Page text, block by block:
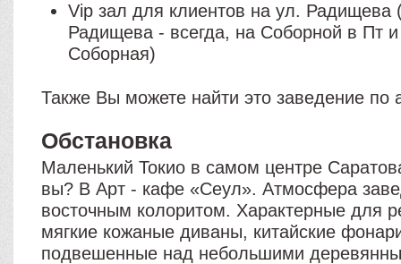
Vip зал для клиентов на ул. Радищева
Радищева - всегда, на Соборной в Пт
Соборная)
Также Вы можете найти это заведение по
Обстановка
Маленький Токио в самом центре
вы? В Арт - кафе «Сеул». Атмосфера
восточным колоритом. Характерные для
мягкие кожаные диваны, китайские
подвешенные над небольшими